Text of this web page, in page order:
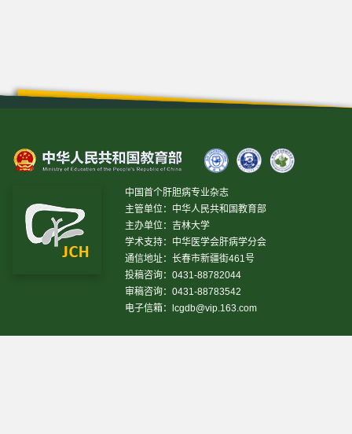
中国首个肝胆病专业杂志
主管单位：中华人民共和国教育部
主办单位：吉林大学
学术支持：中华医学会肝病学分会
通信地址：长春市新疆街461号
投稿咨询：0431-88782044
审稿咨询：0431-88783542
电子信箱：
lcgdb@vip.163.com